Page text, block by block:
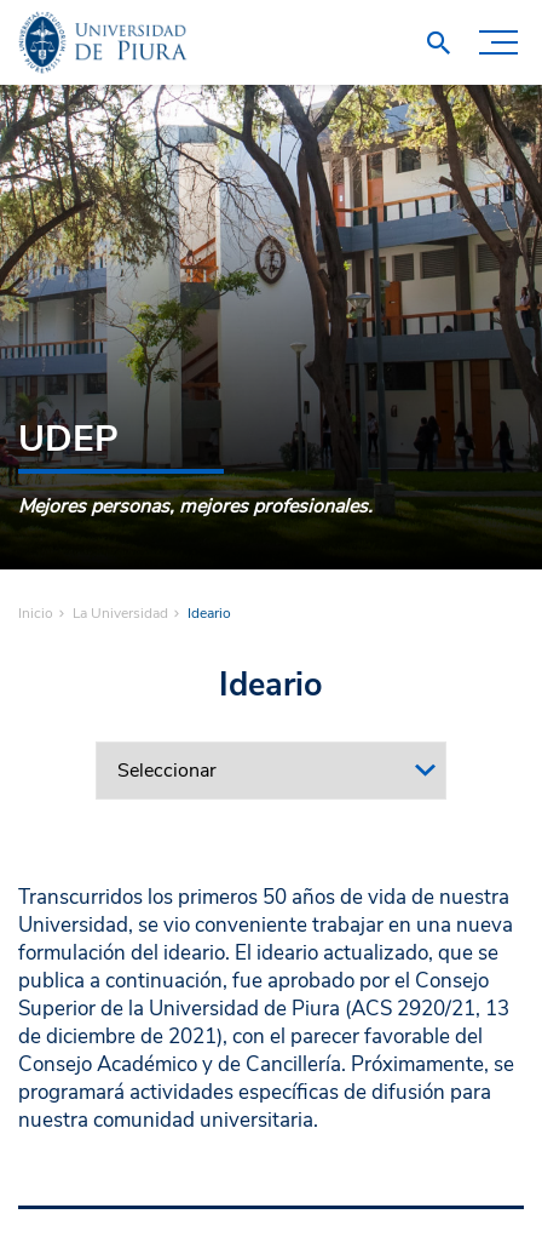
UDEP
Mejores personas, mejores profesionales.
Inicio La Universidad Ideario
Ideario
Transcurridos los primeros 50 años de vida de nuestra
Universidad, se vio conveniente trabajar en una nueva
formulación del ideario. El ideario actualizado, que se
publica a continuación, fue aprobado por el Consejo
Superior de la Universidad de Piura (ACS 2920/21, 13
de diciembre de 2021), con el parecer favorable del
Consejo Académico y de Cancillería. Próximamente, se
programará actividades específicas de difusión para
nuestra comunidad universitaria.